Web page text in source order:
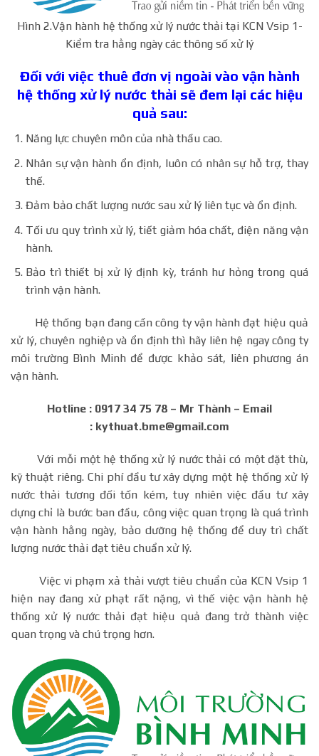
Hình 2.Vận hành hệ thống xử lý nước thải tại KCN Vsip 1-
Kiểm tra hằng ngày các thông số xử lý
Đối với việc thuê đơn vị ngoài vào vận hành
hệ thống xử lý nước thải sẽ đem lại các hiệu
quả sau:
Năng lực chuyên môn của nhà thầu cao.
Nhân sự vận hành ổn định, luôn có nhân sự hỗ trợ, thay
thế.
Đảm bảo chất lượng nước sau xử lý liên tục và ổn định.
Tối ưu quy trình xử lý, tiết giảm hóa chất, điện năng vận
hành.
Bảo trì thiết bị xử lý định kỳ, tránh hư hỏng trong quá
trình vận hành.
Hệ thống bạn đang cần công ty vận hành đạt hiệu quả
xử lý, chuyên nghiệp và ổn định thì hãy liên hệ ngay công ty
môi trường Bình Minh để được khảo sát, liên phương án
vận hành.
Hotline : 0917 34 75 78 – Mr Thành – Email
: kythuat.bme@gmail.com
Với mỗi một hệ thống xử lý nước thải có một đặt thù,
kỹ thuật riêng. Chi phí đầu tư xây dựng một hệ thống xử lý
nước thải tương đối tốn kém, tuy nhiên việc đầu tư xây
dựng chỉ là bước ban đầu, công việc quan trọng là quá trình
vận hành hằng ngày, bảo dưỡng hệ thống để duy trì chất
lượng nước thải đạt tiêu chuẩn xử lý.
Việc vi phạm xả thải vượt tiêu chuẩn của KCN Vsip 1
hiện nay đang xử phạt rất nặng, vì thế việc vận hành hệ
thống xử lý nước thải đạt hiệu quả đang trở thành việc
quan trọng và chú trọng hơn.